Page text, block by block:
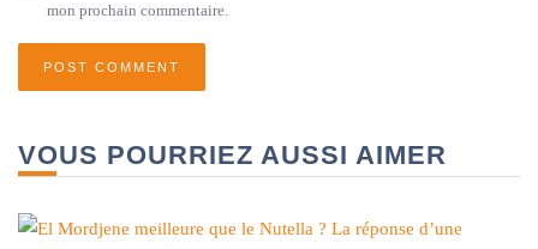
mon prochain commentaire.
VOUS POURRIEZ AUSSI AIMER